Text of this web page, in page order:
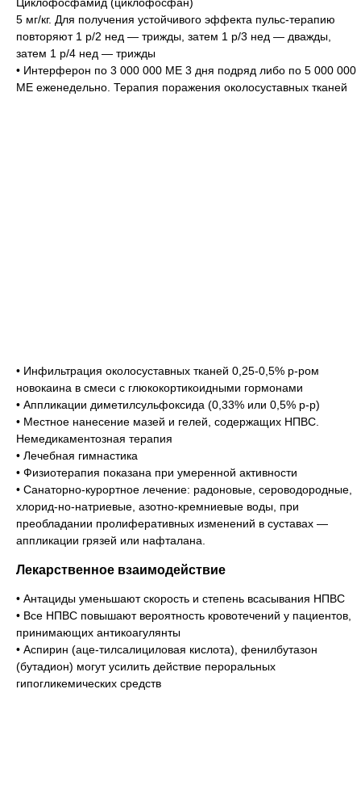
5 мг/кг. Для получения устойчивого эффекта пульс-терапию
повторяют 1 р/2 нед — трижды, затем 1 р/3 нед — дважды,
затем 1 р/4 нед — трижды
• Интерферон по 3 000 000 ME 3 дня подряд либо по 5 000 000
ME еженедельно. Терапия поражения околосуставных тканей
• Инфильтрация околосуставных тканей 0,25-0,5% р-ром
новокаина в смеси с глюкокортикоидными гормонами
• Аппликации диметилсульфоксида (0,33% или 0,5% р-р)
• Местное нанесение мазей и гелей, содержащих НПВС.
Немедикаментозная терапия
• Лечебная гимнастика
• Физиотерапия показана при умеренной активности
• Санаторно-курортное лечение: радоновые, сероводородные,
хлорид-но-натриевые, азотно-кремниевые воды, при
преобладании пролиферативных изменений в суставах —
аппликации грязей или нафталана.
Лекарственное взаимодействие
• Антациды уменьшают скорость и степень всасывания НПВС
• Все НПВС повышают вероятность кровотечений у пациентов,
принимающих антикоагулянты
• Аспирин (аце-тилсалициловая кислота), фенилбутазон
(бутадион) могут усилить действие пероральных
гипогликемических средств